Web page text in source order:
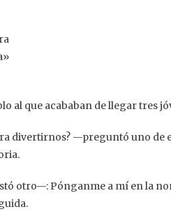
al que acababan de llegar tres
divertirnos? —preguntó uno de
otro—: Pónganme a mí en la